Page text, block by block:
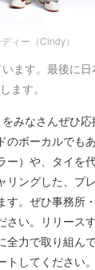
ィー（Cindy）
ます。最後に日
ます。
みなさんぜひ
のボーカルでも
ー）や、タイを
リングした、プ
す。ぜひ事務所
さい。リリース
全力で取り組ん
トしてください